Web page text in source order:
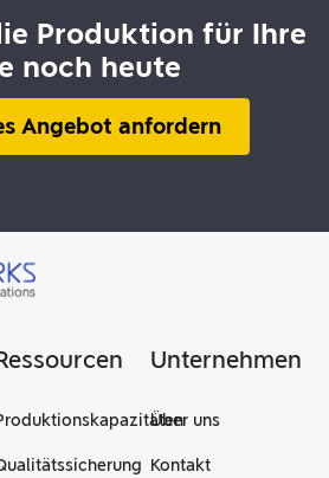
Produktion für Ihre
noch heute
Angebot anfordern
Unternehmen
Über uns
Kontakt